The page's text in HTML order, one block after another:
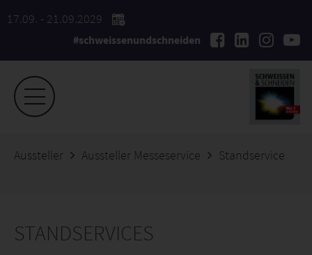
17.09. - 21.09.2029
#schweissenundschneiden
Aussteller Aussteller Messeservice Standservice
STANDSERVICES